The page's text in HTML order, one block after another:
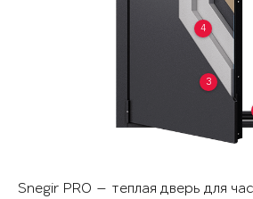
3
4
Snegir PRO — теплая дверь для